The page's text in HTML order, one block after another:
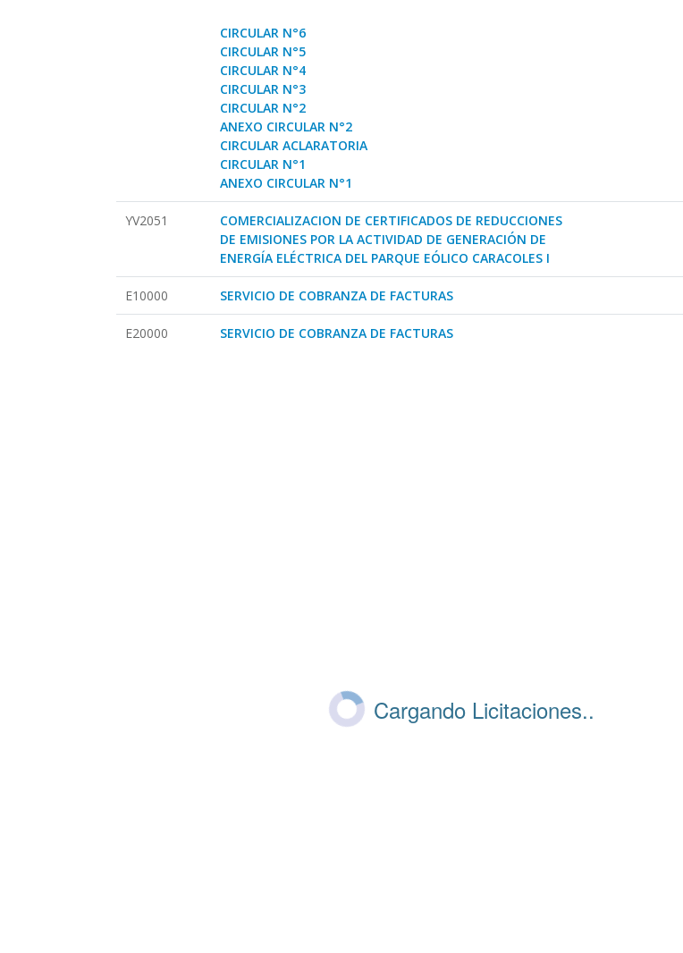
CIRCULAR N°6
CIRCULAR N°5
CIRCULAR N°4
CIRCULAR N°3
CIRCULAR N°2
ANEXO CIRCULAR N°2
CIRCULAR ACLARATORIA
CIRCULAR N°1
ANEXO CIRCULAR N°1
YV2051
COMERCIALIZACION DE CERTIFICADOS DE REDUCCIONES
DE EMISIONES POR LA ACTIVIDAD DE GENERACIÓN DE
ENERGÍA ELÉCTRICA DEL PARQUE EÓLICO CARACOLES I
E10000 SERVICIO DE COBRANZA DE FACTURAS
E20000 SERVICIO DE COBRANZA DE FACTURAS